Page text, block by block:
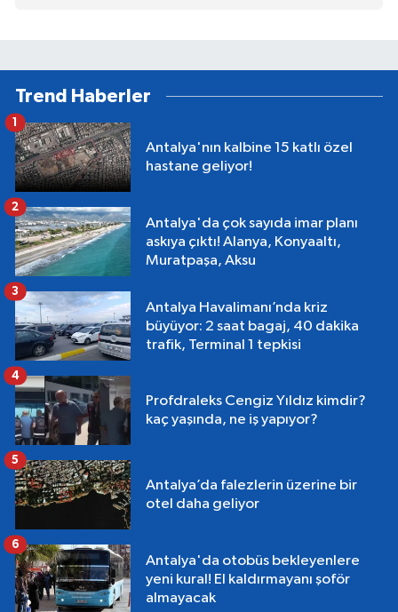
Trend Haberler
Antalya'nın kalbine 15 katlı özel
hastane geliyor!
1
Antalya'da çok sayıda imar planı
askıya çıktı! Alanya, Konyaaltı,
Muratpaşa, Aksu
2
Antalya Havalimanı’nda kriz
büyüyor: 2 saat bagaj, 40 dakika
trafik, Terminal 1 tepkisi
3
Profdraleks Cengiz Yıldız kimdir?
kaç yaşında, ne iş yapıyor?
4
Antalya’da falezlerin üzerine bir
otel daha geliyor
5
Antalya'da otobüs bekleyenlere
yeni kural! El kaldırmayanı şoför
almayacak
6